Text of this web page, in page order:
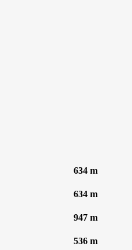
634 m
634 m
947 m
536 m